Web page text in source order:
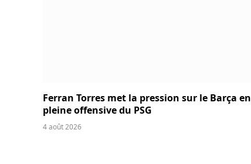
Ferran Torres met la pression sur le Barça en
pleine offensive du PSG
4 août 2026